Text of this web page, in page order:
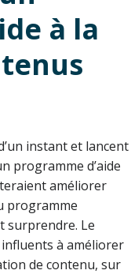
à la
instant et lancent
programme d’aide
améliorer
programme
surprendre. Le
à améliorer
de contenu, sur